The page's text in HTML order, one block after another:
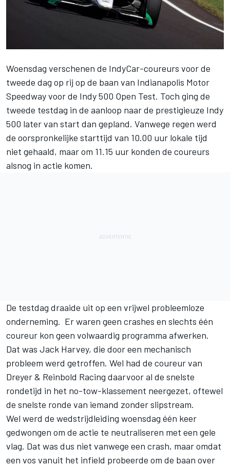
Woensdag verschenen de IndyCar-coureurs voor de
tweede dag op rij op de baan van Indianapolis Motor
Speedway voor de Indy 500 Open Test. Toch ging de
tweede testdag in de aanloop naar de prestigieuze Indy
500 later van start dan gepland. Vanwege regen werd
de oorspronkelijke starttijd van 10.00 uur lokale tijd
niet gehaald, maar om 11.15 uur konden de coureurs
alsnog in actie komen.
De testdag draaide uit op een vrijwel probleemloze
onderneming. Er waren geen crashes en slechts één
coureur kon geen volwaardig programma afwerken.
Dat was Jack Harvey, die door een mechanisch
probleem werd getroffen. Wel had de coureur van
Dreyer & Reinbold Racing daarvoor al de snelste
rondetijd in het no-tow-klassement neergezet, oftewel
de snelste ronde van iemand zonder slipstream.
Wel werd de wedstrijdleiding woensdag één keer
gedwongen om de actie te neutraliseren met een gele
vlag. Dat was dus niet vanwege een crash, maar omdat
een vos vanuit het infield probeerde om de baan over